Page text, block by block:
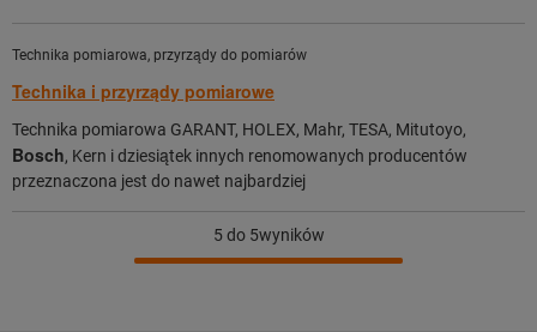
Technika pomiarowa, przyrządy do pomiarów
Technika i przyrządy pomiarowe
Technika pomiarowa GARANT, HOLEX, Mahr, TESA, Mitutoyo,
Bosch, Kern i dziesiątek innych renomowanych producentów
przeznaczona jest do nawet najbardziej
5do 5wyników